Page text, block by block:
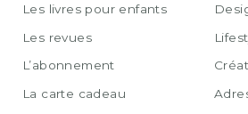
Les livres pour enfants
Les revues
L’abonnement
La carte cadeau